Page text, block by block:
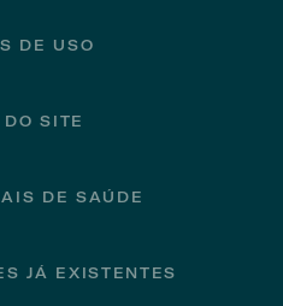
DE USO
SITE
DE SAÚDE
JÁ EXISTENTES